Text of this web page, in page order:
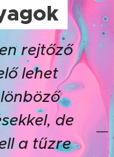
rejtőző
lehet
de
a tűzre